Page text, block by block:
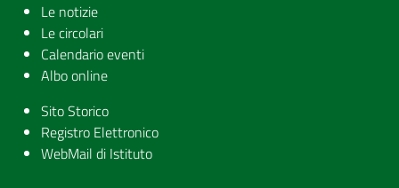
Le notizie
Le circolari
Calendario eventi
Albo online
Sito Storico
Registro Elettronico
WebMail di Istituto